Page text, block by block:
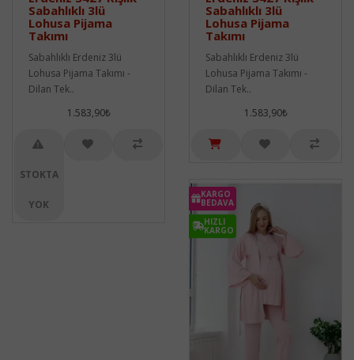
Sabahlıklı 3lü
Lohusa Pijama
Takımı
Sabahlıklı Erdeniz 3lü
Lohusa Pijama Takımı -
Dilan Tek..
1.583,90₺
STOKTA
YOK
Sabahlıklı 3lü
Lohusa Pijama
Takımı
Sabahlıklı Erdeniz 3lü
Lohusa Pijama Takımı -
Dilan Tek..
1.583,90₺
KARGO
BEDAVA
HIZLI
KARGO